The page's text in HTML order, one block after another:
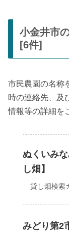
小金井市
[6件]
市民農園の名称
時の連絡先、及
情報等の詳細を
ぬくいみ
し畑】
貸し畑検
みどり第2